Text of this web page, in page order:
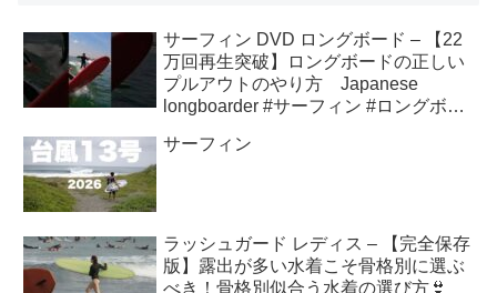
サーフィン DVD ロングボード – 【22
万回再生突破】ロングボードの正しい
プルアウトのやり方 Japanese
longboarder #サーフィン #ロングボー
サーフィン
ラッシュガード レディス – 【完全保存
版】露出が多い水着こそ骨格別に選ぶ
べき！骨格別似合う水着の選び方👙